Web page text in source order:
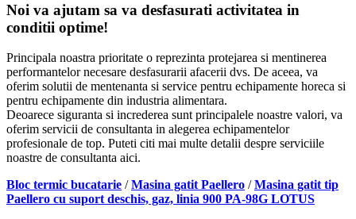
Noi va ajutam sa va desfasurati activitatea in
conditii optime!
Principala noastra prioritate o reprezinta protejarea si mentinerea
performantelor necesare desfasurarii afacerii dvs. De aceea, va
oferim solutii de mentenanta si service pentru echipamente horeca si
pentru echipamente din industria alimentara.
Deoarece siguranta si increderea sunt principalele noastre valori, va
oferim servicii de consultanta in alegerea echipamentelor
profesionale de top. Puteti citi mai multe detalii despre serviciile
noastre de consultanta aici.
Bloc termic bucatarie /Masina gatit Paellero /Masina gatit tip
Paellero cu suport deschis, gaz, linia 900 PA-98G LOTUS